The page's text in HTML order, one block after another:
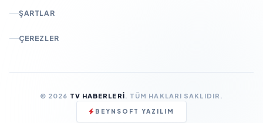
ŞARTLAR
ÇEREZLER
© 2026 TV HABERLERI . TÜM HAKLARI SAKLIDIR.
BEYNSOFT YAZILIM